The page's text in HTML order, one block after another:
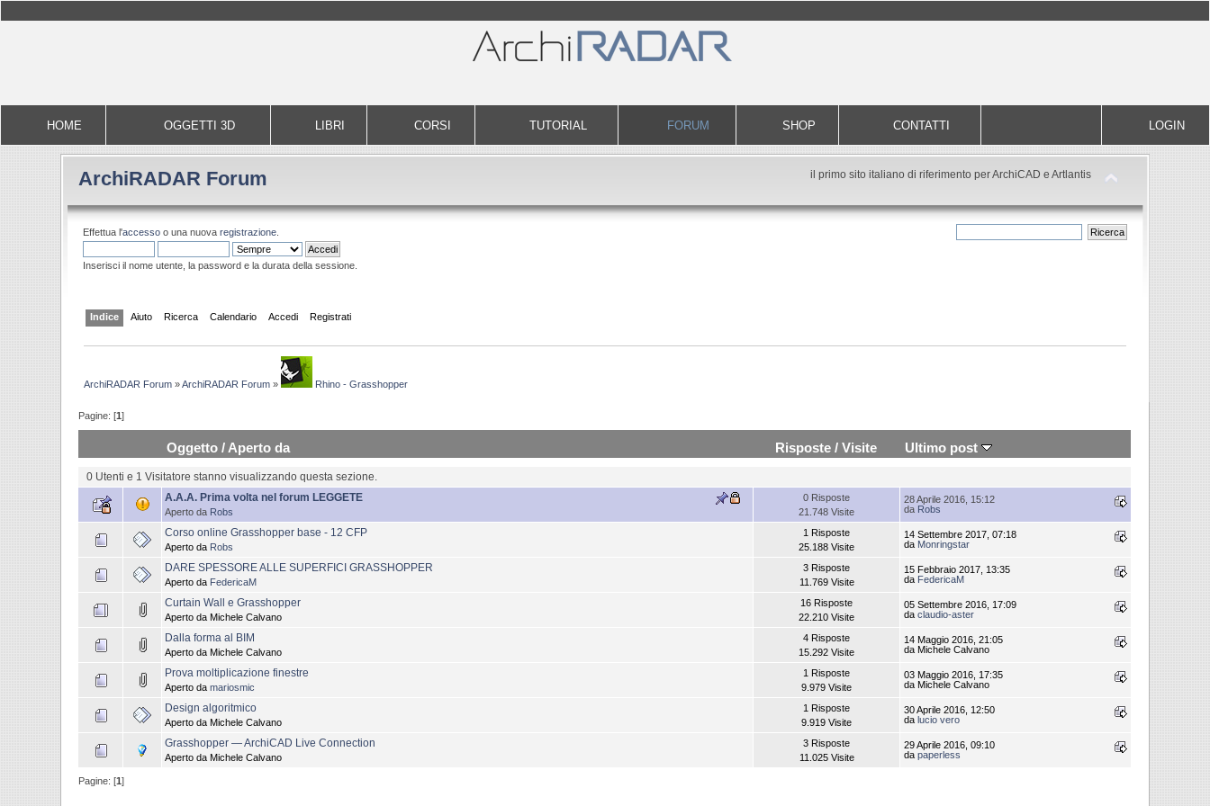
HOME OGGETTI 3D LIBRI CORSI TUTORIAL FORUM SHOP CONTATTI LOGIN
ArchiRADAR Forum il primo sito italiano di riferimento per ArchiCAD e Artlantis
Effettua l'accesso o una nuovaregistrazione.
Inserisci il nome utente, la password e la durata della sessione.
Indice Aiuto Ricerca Calendario Accedi Registrati
ArchiRADAR Forum »ArchiRADAR Forum » Rhino - Grasshopper
Pagine: [1]
Oggetto / Aperto da Risposte /Visite Ultimo post
0 Utenti e 1 Visitatore stanno visualizzando questa sezione.
A.A.A. Prima volta nel forum LEGGETE
Aperto da Robs
0 Risposte
21.748 Visite
28 Aprile 2016, 15:12
da Robs
Corso online Grasshopper base - 12 CFP
Aperto da Robs
1 Risposte
25.188 Visite
14 Settembre 2017, 07:18
da Monringstar
DARE SPESSORE ALLE SUPERFICI GRASSHOPPER
Aperto da FedericaM
3 Risposte
11.769 Visite
15 Febbraio 2017, 13:35
da FedericaM
Curtain Wall e Grasshopper
Aperto da Michele Calvano
16 Risposte
22.210 Visite
05 Settembre 2016, 17:09
daclaudio-aster
Dalla forma al BIM
Aperto da Michele Calvano
4 Risposte
15.292 Visite
14 Maggio 2016, 21:05
da Michele Calvano
Prova moltiplicazione finestre
Aperto damariosmic
1 Risposte
9.979 Visite
03 Maggio 2016, 17:35
da Michele Calvano
Design algoritmico
Aperto da Michele Calvano
1 Risposte
9.919 Visite
30 Aprile 2016, 12:50
dalucio vero
Grasshopper — ArchiCAD Live Connection
Aperto da Michele Calvano
3 Risposte
11.025 Visite
29 Aprile 2016, 09:10
dapaperless
Pagine: [1]